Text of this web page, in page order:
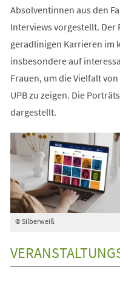
Absolventinnen aus den
Interviews vorgestellt.
geradlinigen Karrieren im
insbesondere auf
Frauen, um die Vielfalt
UPB zu zeigen. Die
dargestellt.
© Silberweiß